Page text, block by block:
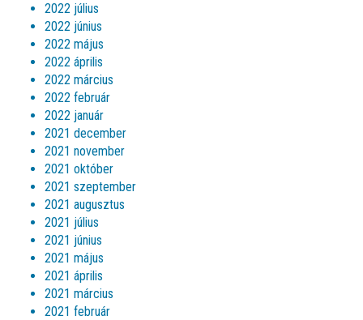
2022 július
2022 június
2022 május
2022 április
2022 március
2022 február
2022 január
2021 december
2021 november
2021 október
2021 szeptember
2021 augusztus
2021 július
2021 június
2021 május
2021 április
2021 március
2021 február